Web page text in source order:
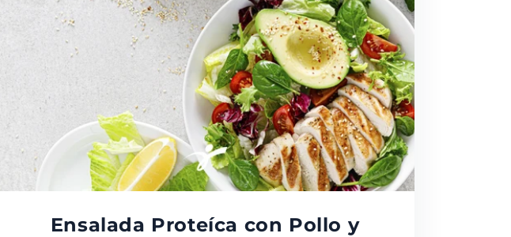
Ensalada Proteíca con Pollo y